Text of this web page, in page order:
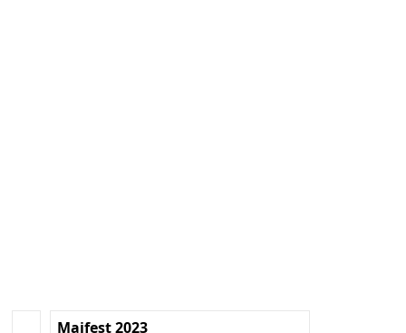
Maifest 2023